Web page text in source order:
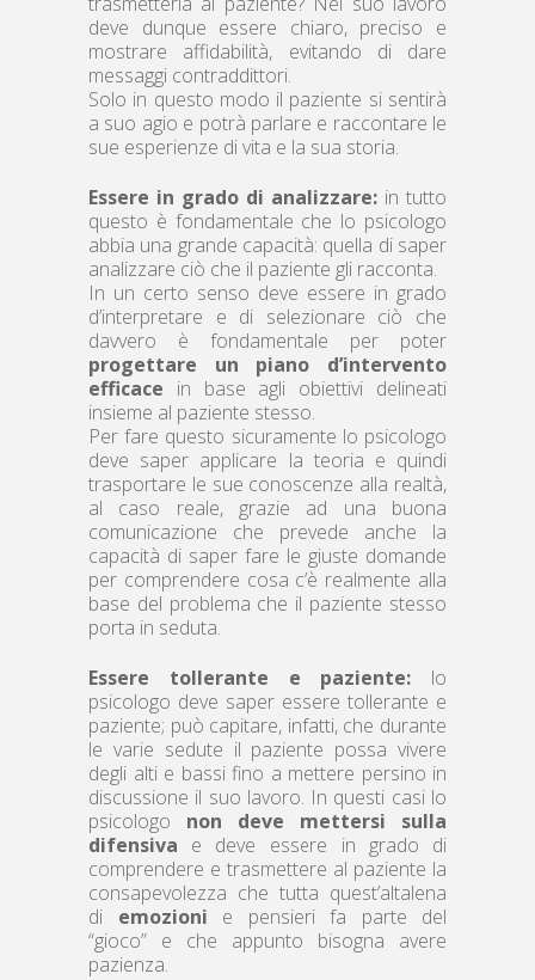
deve dunque essere chiaro, preciso e
mostrare affidabilità, evitando di dare
messaggi contraddittori.
Solo in questo modo il paziente si sentirà
a suo agio e potrà parlare e raccontare le
sue esperienze di vita e la sua storia.
Essere in grado di analizzare: in tutto
questo è fondamentale che lo psicologo
abbia una grande capacità: quella di saper
analizzare ciò che il paziente gli racconta.
In un certo senso deve essere in grado
d’interpretare e di selezionare ciò che
davvero è fondamentale per poter
progettare un piano d’intervento
efficace in base agli obiettivi delineati
insieme al paziente stesso.
Per fare questo sicuramente lo psicologo
deve saper applicare la teoria e quindi
trasportare le sue conoscenze alla realtà,
al caso reale, grazie ad una buona
comunicazione che prevede anche la
capacità di saper fare le giuste domande
per comprendere cosa c’è realmente alla
base del problema che il paziente stesso
porta in seduta.
Essere tollerante e paziente: lo
psicologo deve saper essere tollerante e
paziente; può capitare, infatti, che durante
le varie sedute il paziente possa vivere
degli alti e bassi fino a mettere persino in
discussione il suo lavoro. In questi casi lo
psicologo non deve mettersi sulla
difensiva e deve essere in grado di
comprendere e trasmettere al paziente la
consapevolezza che tutta quest’altalena
di emozioni e pensieri fa parte del
“gioco” e che appunto bisogna avere
pazienza.